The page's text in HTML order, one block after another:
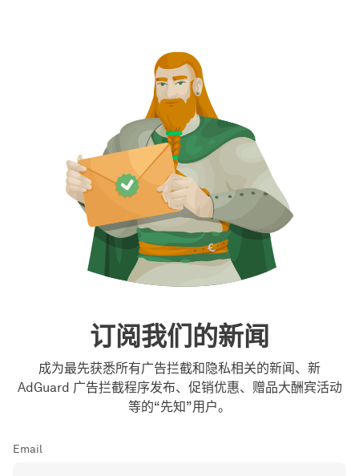
订阅我们的新闻
成为最先获悉所有广告拦截和隐私相关的新闻、新
AdGuard 广告拦截程序发布、促销优惠、赠品大酬宾活动
等的“先知”用户。
Email